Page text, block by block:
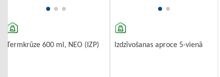
Termkrūze 600 ml, NEO (IZP) Izdzīvošanas aproce 5-vienā